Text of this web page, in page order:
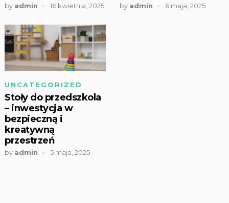
by admin 16 kwietnia, 2025 by admin 6 maja, 2025
UNCATEGORIZED
Stoły do przedszkola
– inwestycja w
bezpieczną i
kreatywną
przestrzeń
by admin 5 maja, 2025